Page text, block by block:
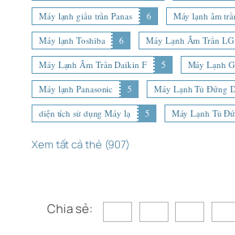
Máy lạnh giấu trần Panas
6 Máy lạnh âm
Máy lạnh Toshiba
6 Máy Lạnh Âm Trần
Máy Lạnh Âm Trần Daikin F
5 Máy Lạnh
Máy lạnh Panasonic
5 Máy Lạnh Tủ Đứng
diện tích sử dụng Máy lạ
5 Máy Lạnh Tủ
Xem tất cả thẻ (907)
Chia sẻ: